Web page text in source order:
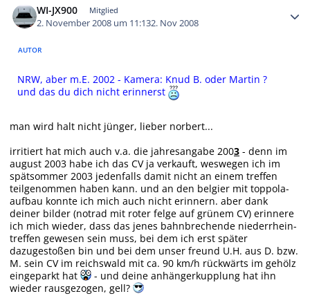
WI-JX900 Mitglied
2. November 2008 um 11:132. Nov 2008
AUTOR
NRW, aber m.E. 2002 - Kamera: Knud B. oder Martin ?
und das du dich nicht erinnerst
man wird halt nicht jünger, lieber norbert...
irritiert hat mich auch v.a. die jahresangabe 2003 - denn im
august 2003 habe ich das CV ja verkauft, weswegen ich im
spätsommer 2003 jedenfalls damit nicht an einem treffen
teilgenommen haben kann. und an den belgier mit toppola-
aufbau konnte ich mich auch nicht erinnern. aber dank
deiner bilder (notrad mit roter felge auf grünem CV) erinnere
ich mich wieder, dass das jenes bahnbrechende niederrhein-
treffen gewesen sein muss, bei dem ich erst später
dazugestoßen bin und bei dem unser freund U.H. aus D. bzw.
M. sein CV im reichswald mit ca. 90 km/h rückwärts im gehölz
eingeparkt hat
- und deine anhängerkupplung hat ihn
wieder rausgezogen, gell?